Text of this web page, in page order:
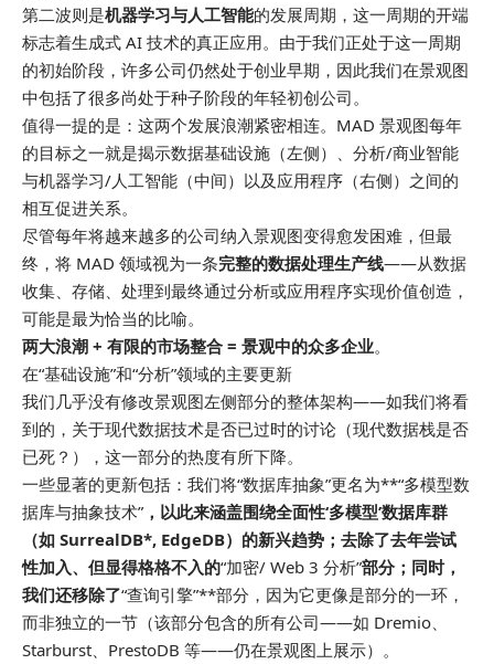
第二波则是机器学习与人工智能的发展周期，这一周期的开端
标志着生成式 AI 技术的真正应用。由于我们正处于这一周期
的初始阶段，许多公司仍然处于创业早期，因此我们在景观图
中包括了很多尚处于种子阶段的年轻初创公司。
值得一提的是：这两个发展浪潮紧密相连。MAD 景观图每年
的目标之一就是揭示数据基础设施（左侧）、分析/商业智能
与机器学习/人工智能（中间）以及应用程序（右侧）之间的
相互促进关系。
尽管每年将越来越多的公司纳入景观图变得愈发困难，但最
终，将 MAD 领域视为一条完整的数据处理生产线——从数据
收集、存储、处理到最终通过分析或应用程序实现价值创造，
可能是最为恰当的比喻。
两大浪潮 + 有限的市场整合 = 景观中的众多企业。
在“基础设施”和“分析”领域的主要更新
我们几乎没有修改景观图左侧部分的整体架构——如我们将看
到的，关于现代数据技术是否已过时的讨论（现代数据栈是否
已死？），这一部分的热度有所下降。
一些显著的更新包括：我们将“数据库抽象”更名为**“多模型数
据库与抽象技术” ，以此来涵盖围绕全面性‘多模型’数据库群
（如 SurrealDB*, EdgeDB）的新兴趋势；去除了去年尝试
性加入、但显得格格不入的“加密/ Web 3 分析”部分；同时，
我们还移除了“查询引擎”**部分，因为它更像是部分的一环，
而非独立的一节（该部分包含的所有公司——如 Dremio、
Starburst、PrestoDB 等——仍在景观图上展示）。